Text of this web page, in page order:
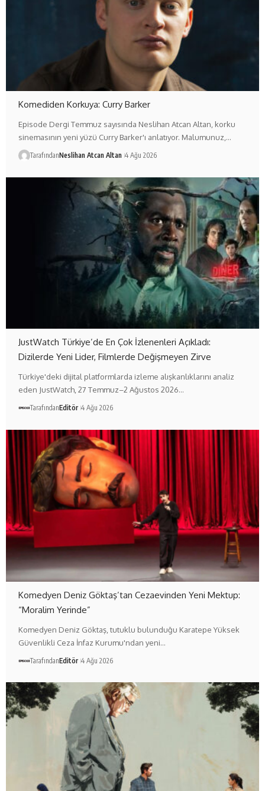
Komediden Korkuya: Curry Barker
Episode Dergi Temmuz sayısında Neslihan Atcan Altan, korku
sinemasının yeni yüzü Curry Barker'ı anlatıyor. Malumunuz,…
TarafındanNeslihan Atcan Altan 4 Ağu 2026
JustWatch Türkiye’de En Çok İzlenenleri Açıkladı:
Dizilerde Yeni Lider, Filmlerde Değişmeyen Zirve
Türkiye'deki dijital platformlarda izleme alışkanlıklarını analiz
eden JustWatch, 27 Temmuz–2 Ağustos 2026…
TarafındanEditör 4 Ağu 2026
Komedyen Deniz Göktaş’tan Cezaevinden Yeni Mektup:
“Moralim Yerinde”
Komedyen Deniz Göktaş, tutuklu bulunduğu Karatepe Yüksek
Güvenlikli Ceza İnfaz Kurumu'ndan yeni…
TarafındanEditör 4 Ağu 2026